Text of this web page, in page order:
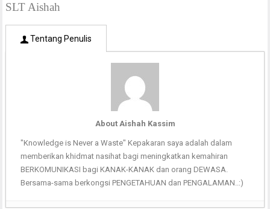
SLT Aishah
Tentang Penulis
About Aishah Kassim
"Knowledge is Never a Waste" Kepakaran saya adalah dalam
memberikan khidmat nasihat bagi meningkatkan kemahiran
BERKOMUNIKASI bagi KANAK-KANAK dan orang DEWASA.
Bersama-sama berkongsi PENGETAHUAN dan PENGALAMAN..:)